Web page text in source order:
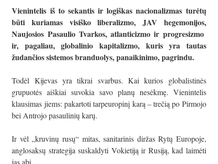
Vienintelis iš to sekantis ir logiškas nacionalizmas turėtų
būti kuriamas visiško liberalizmo, JAV hegemonijos,
Naujosios Pasaulio Tvarkos, atlanticizmo ir progresizmo
ir, pagaliau, globalinio kapitalizmo, kuris yra tautas
žudančios sistemos branduolys, panaikinimo, pagrindu.
Todėl Kijevas yra tikrai svarbus. Kai kurios globalistinės
grupuotės aiškiai suvokia savo planų nesėkmę. Vienintelis
klausimas jiems: pakartoti tarpeuropinį karą – trečią po Pirmojo
bei Antrojo pasaulinių karų.
Ir vėl „kruvinų rusų“ mitas, sanitarinis diržas Rytų Europoje,
anglosaksų strategija suskaldyti Vokietiją ir Rusiją, kad laimėti
jas abi.